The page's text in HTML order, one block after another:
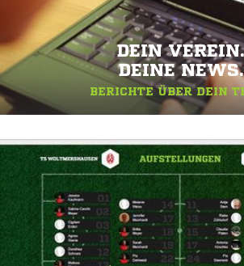
DEIN VEREIN.
DEINE NEWS.
BERICHTE ÜBER DEIN